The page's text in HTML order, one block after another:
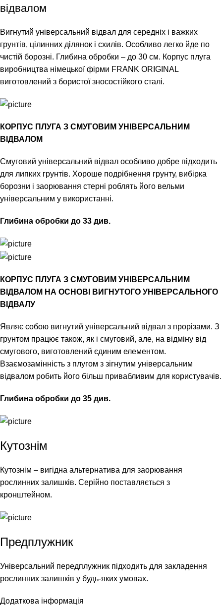
відвалом
Вигнутий універсальний відвал для середніх і важких
грунтів, цілинних ділянок і схилів. Особливо легко йде по
чистій борозні. Глибина обробки – до 30 см. Корпус плуга
виробництва німецької фірми FRANK ORIGINAL
виготовлений з бористої зносостійкого сталі.
КОРПУС ПЛУГА З СМУГОВИМ УНІВЕРСАЛЬНИМ
ВІДВАЛОМ
Смуговий універсальний відвал особливо добре підходить
для липких грунтів. Хороше подрібнення грунту, вибірка
борозни і заорювання стерні роблять його вельми
універсальним у використанні.
Глибина обробки до 33 див.
КОРПУС ПЛУГА З СМУГОВИМ УНІВЕРСАЛЬНИМ
ВІДВАЛОМ НА ОСНОВІ ВИГНУТОГО УНІВЕРСАЛЬНОГО
ВІДВАЛУ
Являє собою вигнутий універсальний відвал з прорізами. З
грунтом працює також, як і смуговий, але, на відміну від
смугового, виготовлений єдиним елементом.
Взаємозамінність з плугом з зігнутим універсальним
відвалом робить його більш привабливим для користувачів.
Глибина обробки до 35 див.
Кутознім
Кутознім – вигідна альтернатива для заорювання
рослинних залишків. Серійно поставляється з
кронштейном.
Предплужник
Універсальний передплужник підходить для закладення
рослинних залишків у будь-яких умовах.
Додаткова інформація